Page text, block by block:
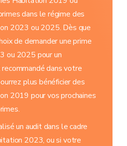
dans le régime des
2023 ou 2025. Dès que
de demander une prime
ou 2025 pour un
dans votre
plus bénéficier des
2019 pour vos prochaines
un audit dans le cadre
2023, ou si votre